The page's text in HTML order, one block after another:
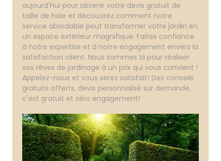
aujourd'hui pour obtenir votre devis gratuit de
taille de haie et découvrez comment notre
service abordable peut transformer votre jardin en
un espace extérieur magnifique. Faites confiance
à notre expertise et à notre engagement envers la
satisfaction client. Nous sommes là pour réaliser
vos rêves de jardinage à un prix qui vous convient !
Appelez-nous et vous serez satisfait! Des conseils
gratuits offerts, devis personnalisé sur demande,
c'est gratuit et zéro engagement!